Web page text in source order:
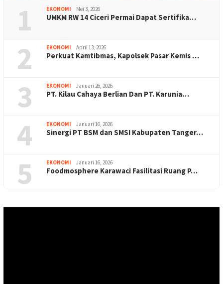
1 EKONOMI Mei 3, 2026
UMKM RW 14 Ciceri Permai Dapat Sertifika…
2 EKONOMI April 13, 2026
Perkuat Kamtibmas, Kapolsek Pasar Kemis …
3 EKONOMI Januari 26, 2026
PT. Kilau Cahaya Berlian Dan PT. Karunia…
4 EKONOMI Januari 16, 2026
Sinergi PT BSM dan SMSI Kabupaten Tanger…
5 EKONOMI Januari 16, 2026
Foodmosphere Karawaci Fasilitasi Ruang P…